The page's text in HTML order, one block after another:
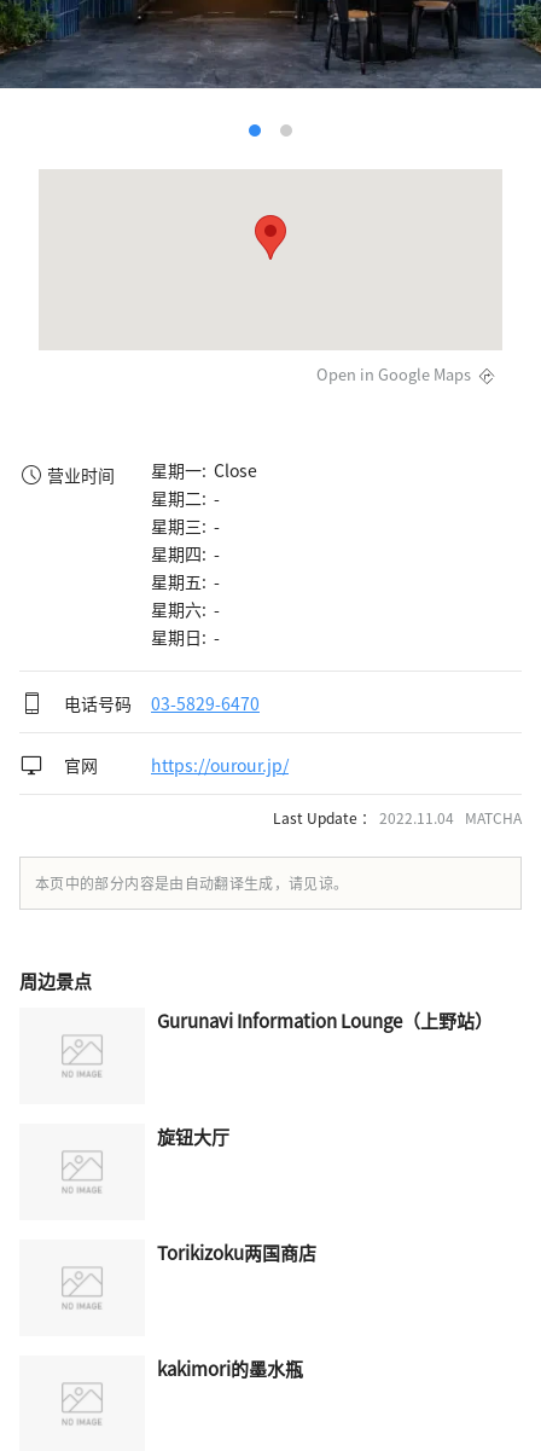
Open in Google Maps
营业时间
星期一: Close
星期二: -
星期三: -
星期四: -
星期五: -
星期六: -
星期日: -
电话号码 03-5829-6470
官网 https://ourour.jp/
Last Update ： 2022.11.04 MATCHA
本页中的部分内容是由自动翻译生成，请见谅。
周边景点
Gurunavi Information Lounge（上野站）
旋钮大厅
Torikizoku两国商店
kakimori的墨水瓶